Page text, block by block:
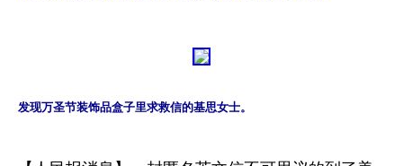
发现万圣节装饰品盒子里求救信的基思女士。